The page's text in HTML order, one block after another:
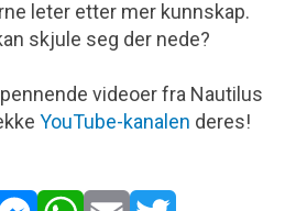
leter etter mer kunnskap.
skjule seg der nede?
videoer fra Nautilus
YouTube-kanalen deres!